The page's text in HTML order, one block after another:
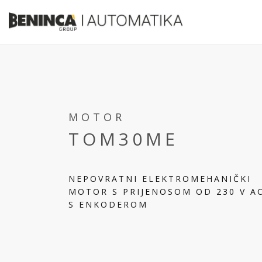
MOTOR
TOM30ME
NEPOVRATNI ELEKTROMEHANIČKI
MOTOR S PRIJENOSOM OD 230 V
S ENKODEROM